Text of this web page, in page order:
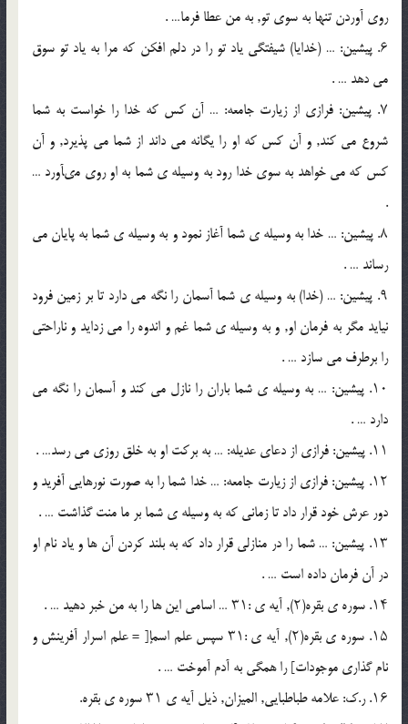
روى آوردن تنها به سوى تو, به من عطا فرما… .
۶. پیشین: … (خدایا) شیفتگى یاد تو را در دلم افکن که مرا به یاد تو سوق
مى دهد … .
۷. پیشین: فرازى از زیارت جامعه: … آن کس که خدا را خواست به شما
شروع مى کند, و آن کس که او را یگانه مى داند از شما مى پذیرد, و آن
کس که مى خواهد به سوى خدا رود به وسیله ى شما به او روى مىآورد …
.
۸. پیشین: … خدا به وسیله ى شما آغاز نمود و به وسیله ى شما به پایان مى
رساند … .
۹. پیشین: … (خدا) به وسیله ى شما آسمان را نگه مى دارد تا بر زمین فرود
نیاید مگر به فرمان او, و به وسیله ى شما غم و اندوه را مى زداید و ناراحتى
را برطرف مى سازد … .
۱۰. پیشین: … به وسیله ى شما باران را نازل مى کند و آسمان را نگه مى
دارد … .
۱۱. پیشین: فرازى از دعاى عدیله: … به برکت او به خلق روزى مى رسد… .
۱۲. پیشین: فرازى از زیارت جامعه: … خدا شما را به صورت نورهایى آفرید و
دور عرش خود قرار داد تا زمانى که به وسیله ى شما بر ما منت گذاشت … .
۱۳. پیشین: … شما را در منازلى قرار داد که به بلند کردن آن ها و یاد نام او
در آن فرمان داده است … .
۱۴. سوره ى بقره(۲), آیه ى :۳۱ … اسامى این ها را به من خبر دهید … .
۱۵. سوره ى بقره(۲), آیه ى :۳۱ سپس علم اسمإ[ = علم اسرار آفرینش و
نام گذارى موجودات] را همگى به آدم آموخت … .
۱۶. ر.ک: علامه طباطبایى, المیزان, ذیل آیه ى ۳۱ سوره ى بقره.